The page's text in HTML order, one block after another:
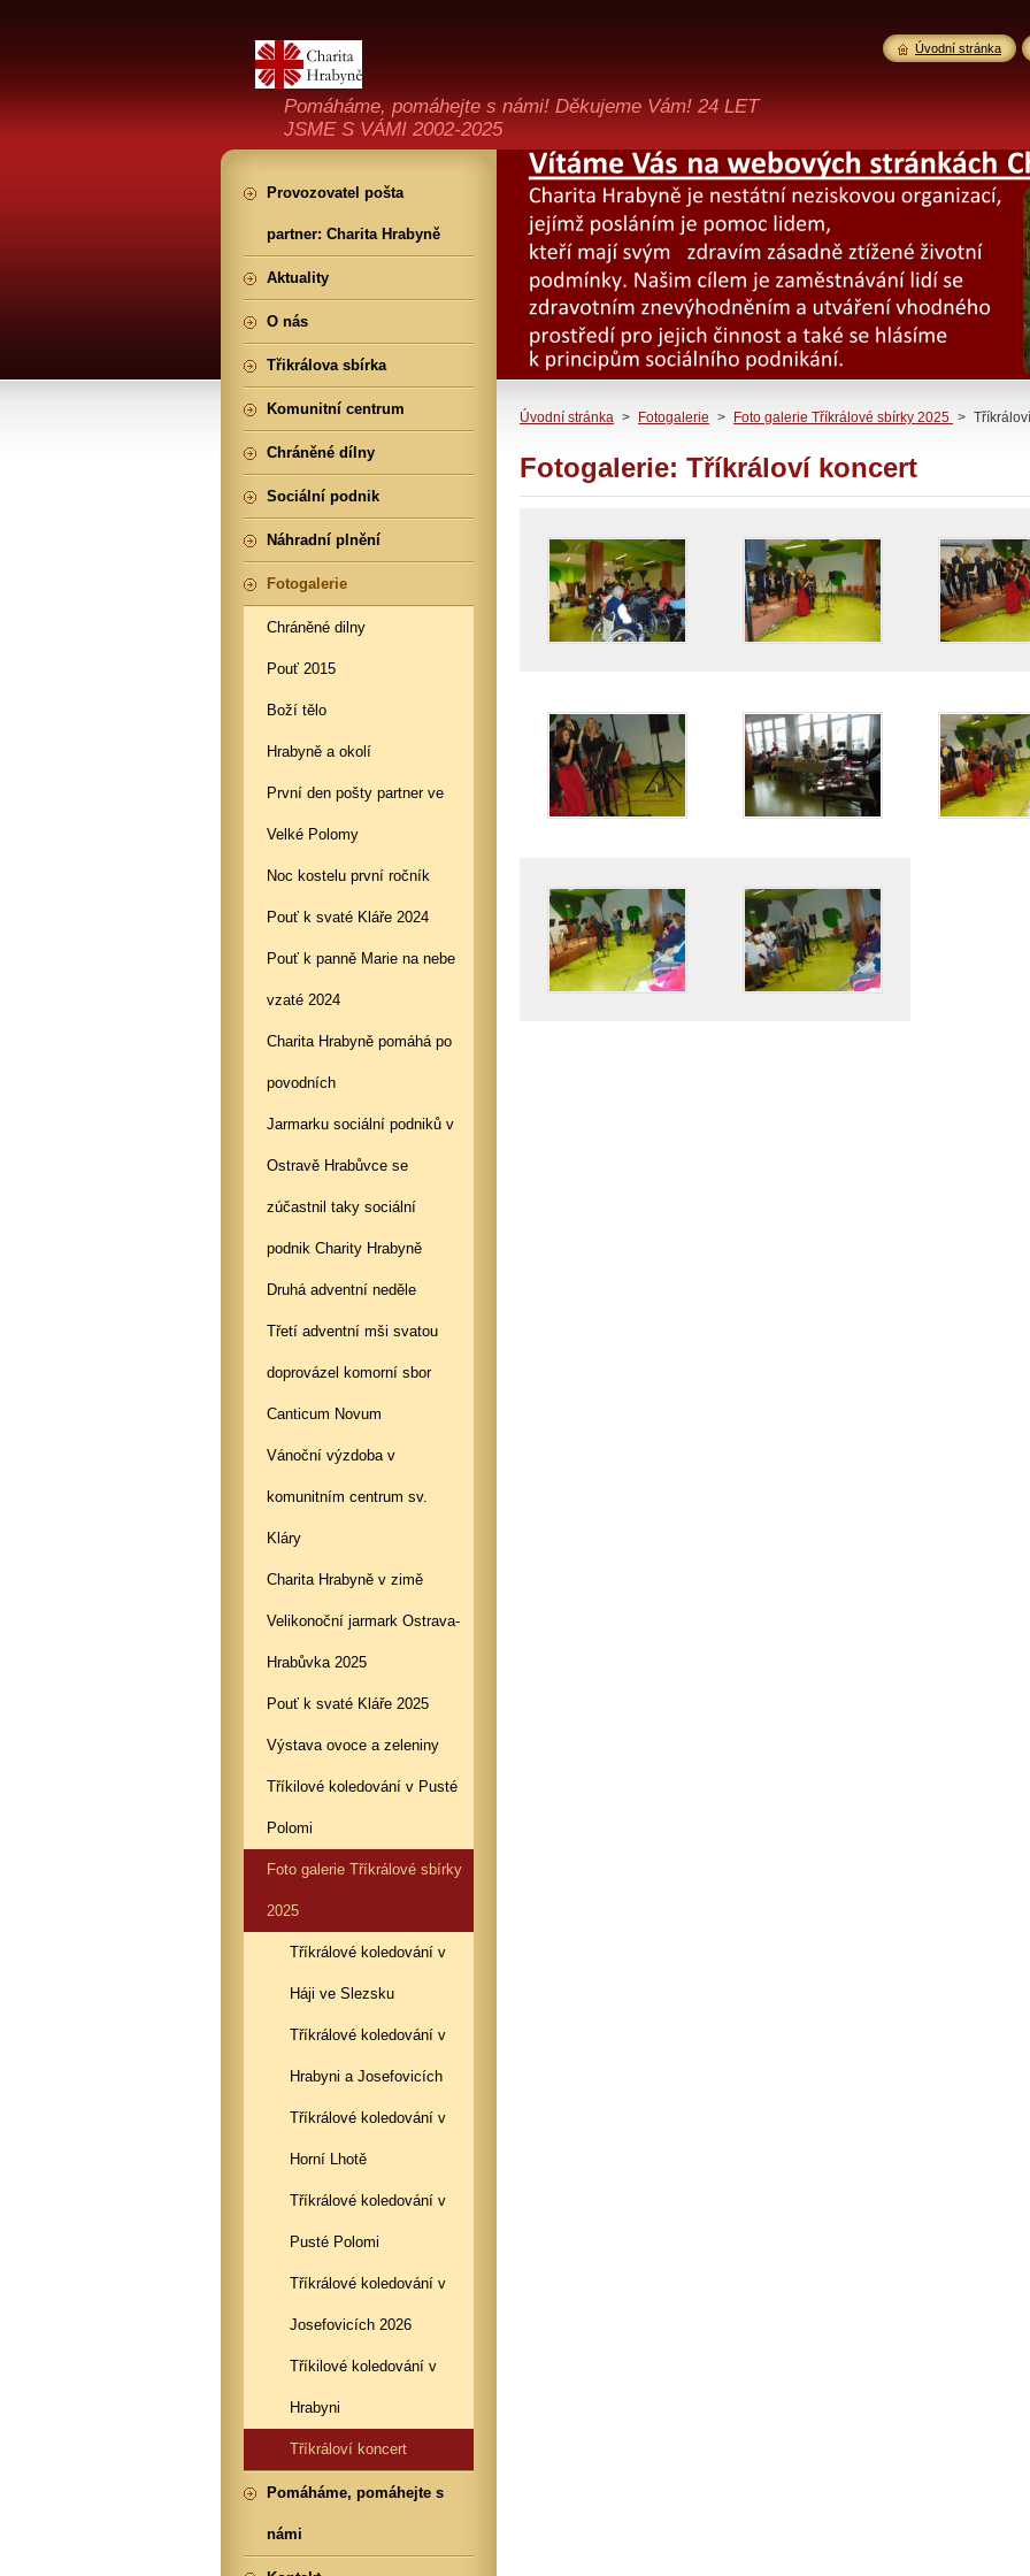
Pomáháme, pomáhejte s námi! Děkujeme Vám! 24 LET
JSME S VÁMI 2002-2025
Úvodní stránka > Fotogalerie > Foto galerie Tříkrálové sbírky 2025 >
Fotogalerie: Tříkráloví koncert
Provozovatel pošta
partner: Charita Hrabyně
Aktuality
O nás
Třikrálova sbírka
Komunitní centrum
Chráněné dílny
Sociální podnik
Náhradní plnění
Fotogalerie
Chráněné dilny
Pouť 2015
Boží tělo
Hrabyně a okolí
První den pošty partner ve
Velké Polomy
Noc kostelu první ročník
Pouť k svaté Kláře 2024
Pouť k panně Marie na nebe
vzaté 2024
‎Charita Hrabyně pomáhá po
povodních
Jarmarku sociální podniků v
Ostravě Hrabůvce se
zúčastnil taky sociální
podnik Charity Hrabyně
Druhá adventní neděle
Třetí adventní mši svatou
doprovázel komorní sbor
Canticum Novum
Vánoční výzdoba v
komunitním centrum sv.
Kláry
Charita Hrabyně v zimě
Velikonoční jarmark Ostrava-
Hrabůvka 2025
Pouť k svaté Kláře 2025
Výstava ovoce a zeleniny
Tříkilové koledování v Pusté
Polomi
Foto galerie Tříkrálové sbírky
2025
Tříkrálové koledování v
Háji ve Slezsku
Tříkrálové koledování v
Hrabyni a Josefovicích
Tříkrálové koledování v
Horní Lhotě
Tříkrálové koledování v
Pusté Polomi
Tříkrálové koledování v
Josefovicích 2026
Tříkilové koledování v
Hrabyni
Tříkráloví koncert
Pomáháme, pomáhejte s
námi
Úvodní stránka